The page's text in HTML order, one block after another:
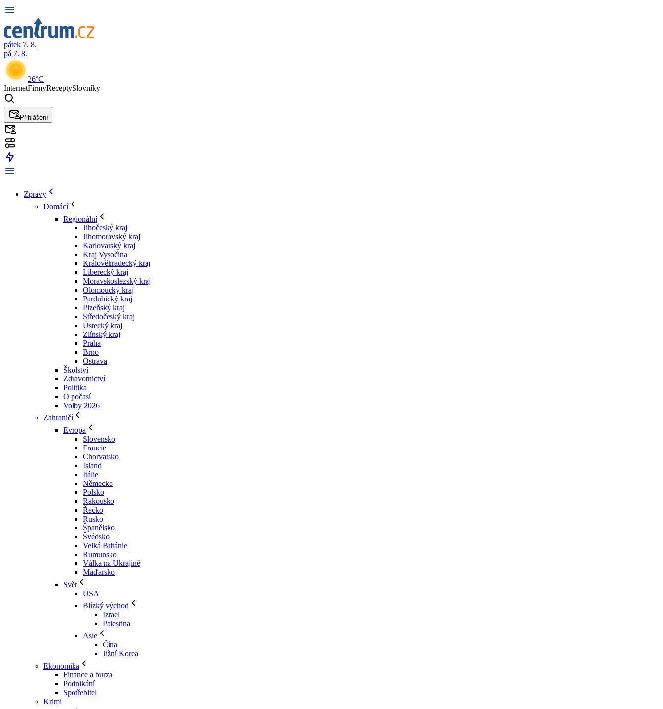
pátek 7. 8.
pá 7. 8.
26°C
InternetFirmyReceptySlovníky
Přihlášení
Zprávy
Domácí
Regionální
Jihočeský kraj
Jihomoravský kraj
Karlovarský kraj
Kraj Vysočina
Králověhradecký kraj
Liberecký kraj
Moravskoslezský kraj
Olomoucký kraj
Pardubický kraj
Plzeňský kraj
Středočeský kraj
Ústecký kraj
Zlínský kraj
Praha
Brno
Ostrava
Školství
Zdravotnictví
Politika
O počasí
Volby 2026
Zahraničí
Evropa
Slovensko
Francie
Chorvatsko
Island
Itálie
Německo
Polsko
Rakousko
Řecko
Rusko
Španělsko
Švédsko
Velká Británie
Rumunsko
Válka na Ukrajině
Maďarsko
Svět
USA
Blízký východ
Izrael
Palestina
Asie
Čína
Jižní Korea
Ekonomika
Finance a burza
Podnikání
Spotřebitel
Krimi